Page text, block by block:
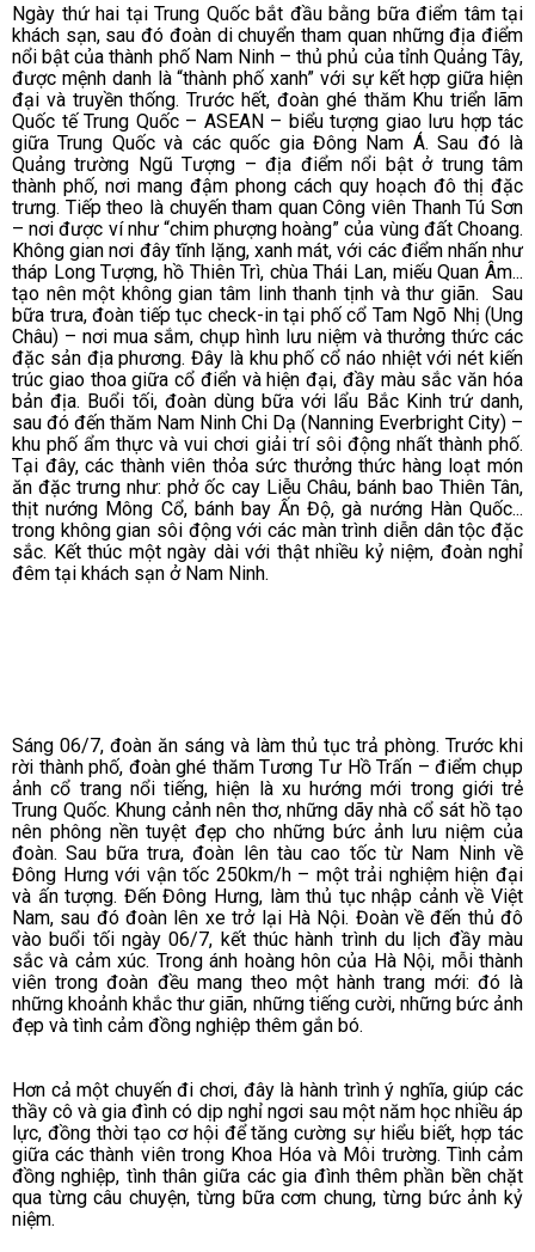
Ngày thứ hai tại Trung Quốc bắt đầu bằng bữa điểm tâm tại
khách sạn, sau đó đoàn di chuyển tham quan những địa điểm
nổi bật của thành phố Nam Ninh – thủ phủ của tỉnh Quảng Tây,
được mệnh danh là “thành phố xanh” với sự kết hợp giữa hiện
đại và truyền thống.Trước hết, đoàn ghé thăm Khu triển lãm
Quốc tế Trung Quốc – ASEAN – biểu tượng giao lưu hợp tác
giữa Trung Quốc và các quốc gia Đông Nam Á. Sau đó là
Quảng trường Ngũ Tượng – địa điểm nổi bật ở trung tâm
thành phố, nơi mang đậm phong cách quy hoạch đô thị đặc
trưng. Tiếp theo là chuyến tham quan Công viên Thanh Tú Sơn
– nơi được ví như “chim phượng hoàng” của vùng đất Choang.
Không gian nơi đây tĩnh lặng, xanh mát, với các điểm nhấn như
tháp Long Tượng, hồ Thiên Trì, chùa Thái Lan, miếu Quan Âm...
tạo nên một không gian tâm linh thanh tịnh và thư giãn. Sau
bữa trưa, đoàn tiếp tục check-in tại phố cổ Tam Ngõ Nhị (Ung
Châu) – nơi mua sắm, chụp hình lưu niệm và thưởng thức các
đặc sản địa phương. Đây là khu phố cổ náo nhiệt với nét kiến
trúc giao thoa giữa cổ điển và hiện đại, đầy màu sắc văn hóa
bản địa. Buổi tối, đoàn dùng bữa với lẩu Bắc Kinh trứ danh,
sau đó đến thăm Nam Ninh Chi Dạ (Nanning Everbright City) –
khu phố ẩm thực và vui chơi giải trí sôi động nhất thành phố.
Tại đây, các thành viên thỏa sức thưởng thức hàng loạt món
ăn đặc trưng như: phở ốc cay Liễu Châu, bánh bao Thiên Tân,
thịt nướng Mông Cổ, bánh bay Ấn Độ, gà nướng Hàn Quốc...
trong không gian sôi động với các màn trình diễn dân tộc đặc
sắc. Kết thúc một ngày dài với thật nhiều kỷ niệm, đoàn nghỉ
đêm tại khách sạn ở Nam Ninh.
Sáng 06/7, đoàn ăn sáng và làm thủ tục trả phòng. Trước khi
rời thành phố, đoàn ghé thăm Tương Tư Hồ Trấn – điểm chụp
ảnh cổ trang nổi tiếng, hiện là xu hướng mới trong giới trẻ
Trung Quốc. Khung cảnh nên thơ, những dãy nhà cổ sát hồ tạo
nên phông nền tuyệt đẹp cho những bức ảnh lưu niệm của
đoàn.Sau bữa trưa, đoàn lên tàu cao tốc từ Nam Ninh về
Đông Hưng với vận tốc 250km/h – một trải nghiệm hiện đại
và ấn tượng. Đến Đông Hưng, làm thủ tục nhập cảnh về Việt
Nam, sau đó đoàn lên xe trở lại Hà Nội. Đoàn về đến thủ đô
vào buổi tối ngày 06/7, kết thúc hành trình du lịch đầy màu
sắc và cảm xúc. Trong ánh hoàng hôn của Hà Nội, mỗi thành
viên trong đoàn đều mang theo một hành trang mới: đó là
những khoảnh khắc thư giãn, những tiếng cười, những bức ảnh
đẹp và tình cảm đồng nghiệp thêm gắn bó.
Hơn cả một chuyến đi chơi, đây là hành trình ý nghĩa, giúp các
thầy cô và gia đình có dịp nghỉ ngơi sau một năm học nhiều áp
lực, đồng thời tạo cơ hội để tăng cường sự hiểu biết, hợp tác
giữa các thành viên trong Khoa Hóa và Môi trường. Tình cảm
đồng nghiệp, tình thân giữa các gia đình thêm phần bền chặt
qua từng câu chuyện, từng bữa cơm chung, từng bức ảnh kỷ
niệm.